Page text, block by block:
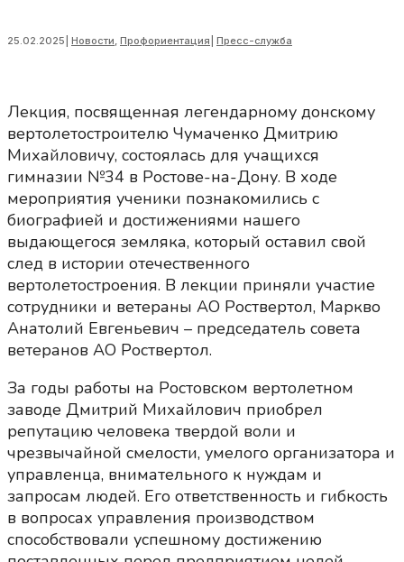
25.02.2025 Новости, Профориентация Пресс-служба
Лекция, посвященная легендарному донскому
вертолетостроителю Чумаченко Дмитрию
Михайловичу, состоялась для учащихся
гимназии №34 в Ростове-на-Дону. В ходе
мероприятия ученики познакомились с
биографией и достижениями нашего
выдающегося земляка, который оставил свой
след в истории отечественного
вертолетостроения. В лекции приняли участие
сотрудники и ветераны АО Роствертол, Маркво
Анатолий Евгеньевич – председатель совета
ветеранов АО Роствертол.
За годы работы на Ростовском вертолетном
заводе Дмитрий Михайлович приобрел
репутацию человека твердой воли и
чрезвычайной смелости, умелого организатора и
управленца, внимательного к нуждам и
запросам людей. Его ответственность и гибкость
в вопросах управления производством
способствовали успешному достижению